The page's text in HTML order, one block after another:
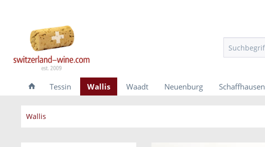
Tessin Wallis Waadt Neuenburg Schaffhausen
Wallis